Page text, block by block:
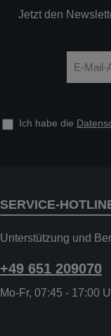
Jetzt den
Mail-
Adresse
Ich habe die
SERVICE-
Unterstützung und
+49 651 209070
Mo-Fr, 07:45 - 17:00